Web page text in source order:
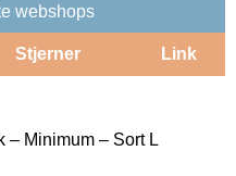
webshops
Stjerner Link
– Minimum – Sort L